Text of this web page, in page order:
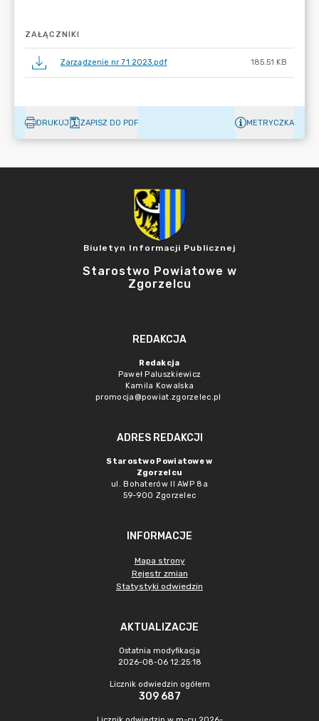
ZAŁĄCZNIKI
Zarządzenie nr 71 2023.pdf 185.51 KB
DRUKUJ ZAPISZ DO PDF METRYCZKA
Biuletyn Informacji Publicznej
Starostwo Powiatowe w
Zgorzelcu
REDAKCJA
Redakcja
Paweł Paluszkiewicz
Kamila Kowalska
promocja@powiat.zgorzelec.pl
ADRES REDAKCJI
Starostwo Powiatowe w
Zgorzelcu
ul. Bohaterów II AWP 8a
59-900 Zgorzelec
INFORMACJE
Mapa strony
Rejestr zmian
Statystyki odwiedzin
AKTUALIZACJE
Ostatnia modyfikacja
2026-08-06 12:25:18
Licznik odwiedzin ogółem
309 687